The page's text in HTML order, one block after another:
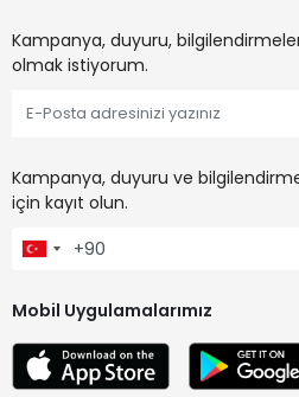
Kampanya, duyuru,
olmak istiyorum.
Kampanya, duyuru ve
için kayıt olun.
Mobil Uygulamalarımız